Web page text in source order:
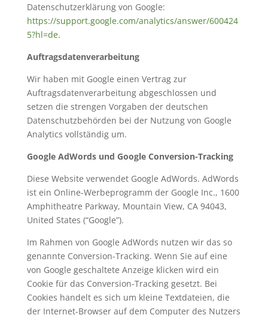
Datenschutzerklärung von Google:
https://support.google.com/analytics/answer/600424
5?hl=de.
Auftragsdatenverarbeitung
Wir haben mit Google einen Vertrag zur
Auftragsdatenverarbeitung abgeschlossen und
setzen die strengen Vorgaben der deutschen
Datenschutzbehörden bei der Nutzung von Google
Analytics vollständig um.
Google AdWords und Google Conversion-Tracking
Diese Website verwendet Google AdWords. AdWords
ist ein Online-Werbeprogramm der Google Inc., 1600
Amphitheatre Parkway, Mountain View, CA 94043,
United States (“Google”).
Im Rahmen von Google AdWords nutzen wir das so
genannte Conversion-Tracking. Wenn Sie auf eine
von Google geschaltete Anzeige klicken wird ein
Cookie für das Conversion-Tracking gesetzt. Bei
Cookies handelt es sich um kleine Textdateien, die
der Internet-Browser auf dem Computer des Nutzers